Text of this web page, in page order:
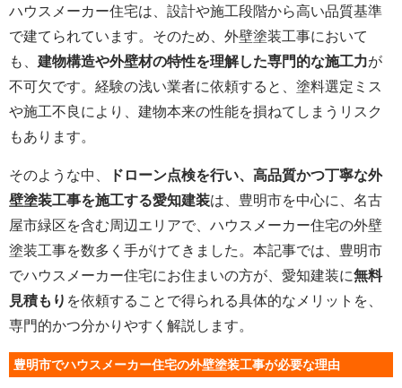
ハウスメーカー住宅は、設計や施工段階から高い品質基準
で建てられています。そのため、外壁塗装工事において
も、 建物構造や外壁材の特性を理解した専門的な施工力が
不可欠です。経験の浅い業者に依頼すると、塗料選定ミス
や施工不良により、建物本来の性能を損ねてしまうリスク
もあります。
そのような中、
ドローン点検を行い、高品質かつ丁寧な外
壁塗装工事を施工する愛知建装は、豊明市を中心に、名古
屋市緑区を含む周辺エリアで、ハウスメーカー住宅の外壁
塗装工事を数多く手がけてきました。本記事では、豊明市
でハウスメーカー住宅にお住まいの方が、愛知建装に無料
見積もり を依頼することで得られる具体的なメリットを、
専門的かつ分かりやすく解説します。
豊明市でハウスメーカー住宅の外壁塗装工事が必要な理由